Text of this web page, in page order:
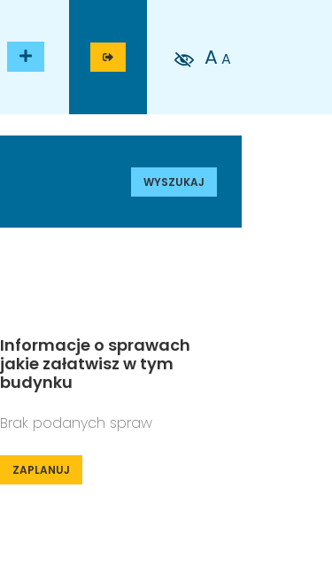
A A
WYSZUKAJ
Informacje o sprawach
jakie załatwisz w tym
budynku
Brak podanych spraw
ZAPLANUJ